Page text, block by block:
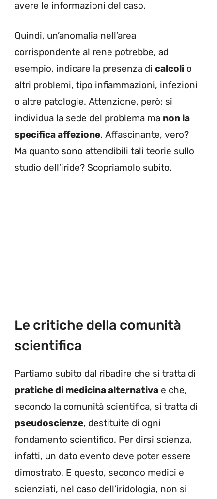
avere le informazioni del caso.
Quindi, un’anomalia nell’area
corrispondente al rene potrebbe, ad
esempio, indicare la presenza di calcoli o
altri problemi, tipo infiammazioni, infezioni
o altre patologie. Attenzione, però: si
individua la sede del problema ma non la
specifica affezione. Affascinante, vero?
Ma quanto sono attendibili tali teorie sullo
studio dell’iride? Scopriamolo subito.
Le critiche della comunità
scientifica
Partiamo subito dal ribadire che si tratta di
pratiche di medicina alternativa e che,
secondo la comunità scientifica, si tratta di
pseudoscienze, destituite di ogni
fondamento scientifico. Per dirsi scienza,
infatti, un dato evento deve poter essere
dimostrato. E questo, secondo medici e
scienziati, nel caso dell’iridologia, non si